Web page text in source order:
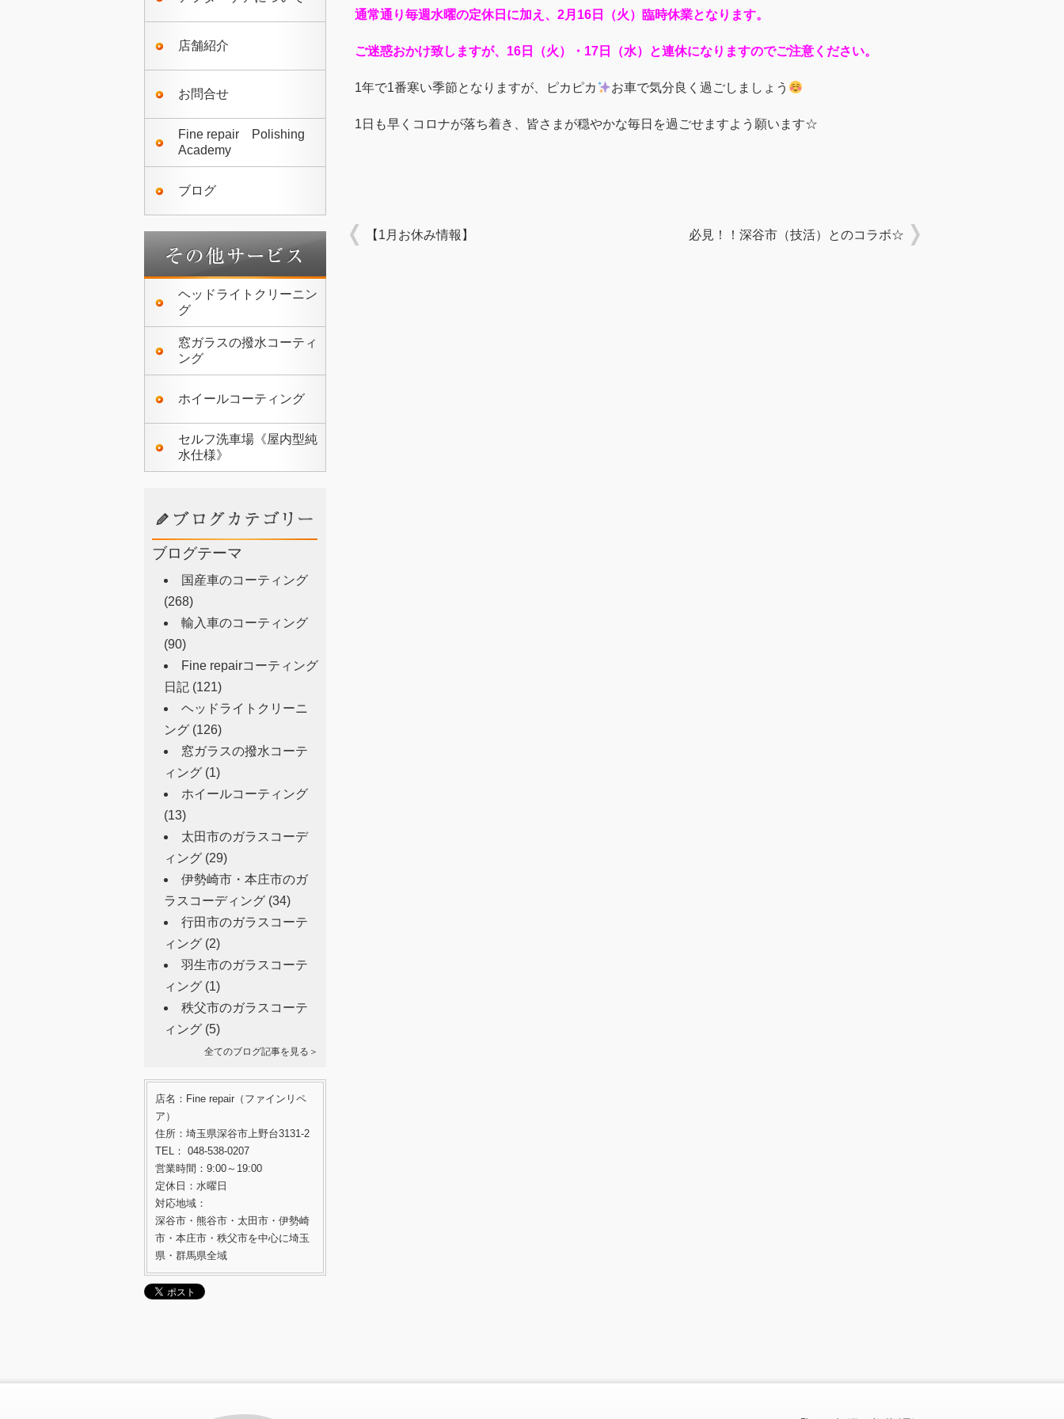
店舗紹介
お問合せ
Fine repair Polishing
Academy
ブログ
ヘッドライトクリーニン
グ
窓ガラスの撥水コーティ
ング
ホイールコーティング
セルフ洗車場《屋内型純
水仕様》
ブログテーマ
国産車のコーティング
(268)
輸入車のコーティング
(90)
Fine repairコーティング
日記 (121)
ヘッドライトクリーニ
ング (126)
窓ガラスの撥水コーテ
ィング (1)
ホイールコーティング
(13)
太田市のガラスコーデ
ィング (29)
伊勢崎市・本庄市のガ
ラスコーディング (34)
行田市のガラスコーテ
ィング (2)
羽生市のガラスコーテ
ィング (1)
秩父市のガラスコーテ
ィング (5)
全てのブログ記事を見る＞
店名：Fine repair（ファインリペ
ア）
住所：埼玉県深谷市上野台3131-2
TEL： 048-538-0207
営業時間：9:00～19:00
定休日：水曜日
対応地域：
深谷市・熊谷市・太田市・伊勢崎
市・本庄市・秩父市を中心に埼玉
県・群馬県全域
通常通り毎週水曜の定休日に加え、2月16日（火）臨時休業となります。
ご迷惑おかけ致しますが、16日（火）・17日（水）と連休になりますのでご注意ください。
1年で1番寒い季節となりますが、ピカピカ お車で気分良く過ごしましょう
1日も早くコロナが落ち着き、皆さまが穏やかな毎日を過ごせますよう願います☆
【1月お休み情報】 必見！！深谷市（技活）とのコラボ☆